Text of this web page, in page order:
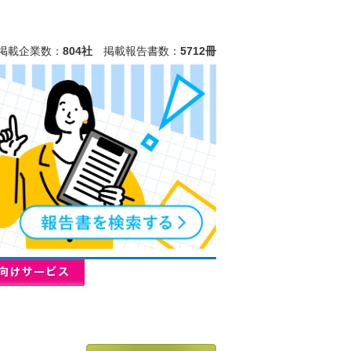
載企業数： 804社 掲載報告書数： 5712冊